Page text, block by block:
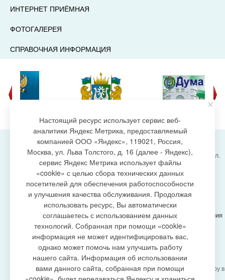
ИНТЕРНЕТ ПРИЁМНАЯ
ФОТОГАЛЕРЕЯ
СПРАВОЧНАЯ ИНФОРМАЦИЯ
создание сайта
Администрация городского поселения Излучинск, ул.
Энергетиков, 6, пгт. Излучинск, Нижневартовский
район,
Ханты-Мансийский автономный округ-Югра
(Тюменская область), 628634
Сетевое изданиеhttps://www.gp-izluchinsk.ru
16+
Учредитель -Администрация городского поселения
Излучинск
Главный редактор - Бурич Денис Ярославович
Телефон/факс: (3466) 28-13-77 , e-mail:
admizl@rambler.ru
Сетевое изданиеhttps://www.gp-izluchinsk.ru
зарегистрировано Федеральной службой по надзору в
сфере связи,
Настоящий ресурс использует сервис веб-
аналитики Яндекс Метрика, предоставляемый
компанией ООО «Яндекс», 119021, Россия,
Москва, ул. Льва Толстого, д. 16 (далее - Яндекс),
сервис Яндекс Метрика использует файлы
«cookie» с целью сбора технических данных
посетителей для обеспечения работоспособности
и улучшения качества обслуживания. Продолжая
использовать ресурс, Вы автоматически
соглашаетесь с использованием данных
технологий. Собранная при помощи «cookie»
информация не может идентифицировать вас,
однако может помочь нам улучшить работу
нашего сайта. Информация об использовании
вами данного сайта, собранная при помощи